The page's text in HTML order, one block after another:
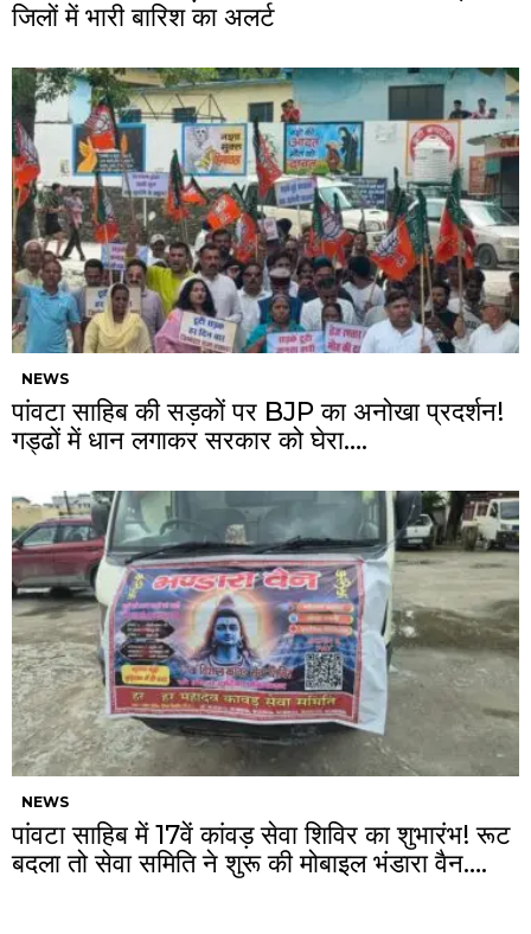
जिलों में भारी बारिश का अलर्ट
NEWS
पांवटा साहिब की सड़कों पर BJP का अनोखा प्रदर्शन!
गड्ढों में धान लगाकर सरकार को घेरा….
NEWS
पांवटा साहिब में 17वें कांवड़ सेवा शिविर का शुभारंभ! रूट
बदला तो सेवा समिति ने शुरू की मोबाइल भंडारा वैन….